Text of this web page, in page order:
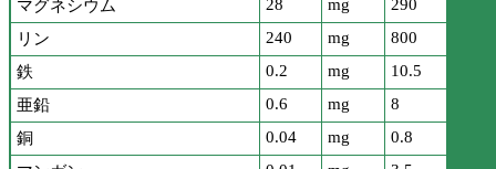
マグネシウム
28 mg
290
リン
240 mg
800
鉄
0.2 mg
10.5
亜鉛
0.6 mg
8
銅
0.04 mg
0.8